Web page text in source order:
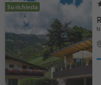
Su richiesta